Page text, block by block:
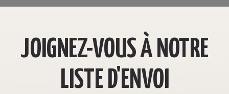
JOIGNEZ-VOUS À NOTRE
LISTE D'ENVOI